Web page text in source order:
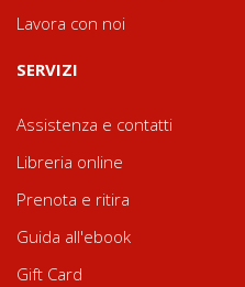
Lavora con noi
SERVIZI
Assistenza e contatti
Libreria online
Prenota e ritira
Guida all'ebook
Gift Card